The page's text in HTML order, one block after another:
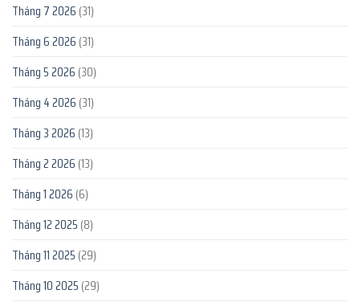
Tháng 7 2026 (31)
Tháng 6 2026 (31)
Tháng 5 2026 (30)
Tháng 4 2026 (31)
Tháng 3 2026 (13)
Tháng 2 2026 (13)
Tháng 1 2026 (6)
Tháng 12 2025 (8)
Tháng 11 2025 (29)
Tháng 10 2025 (29)